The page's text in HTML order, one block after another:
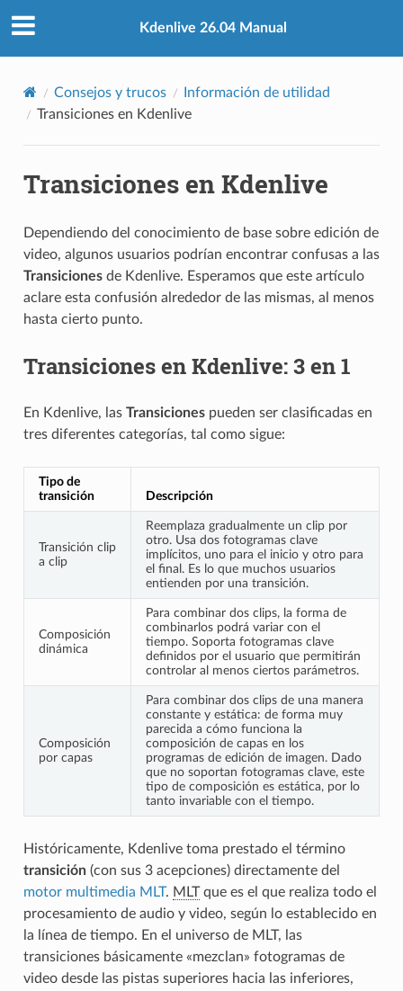
Kdenlive 26.04 Manual
Consejos y trucos
Información de utilidad
Transiciones en Kdenlive
Transiciones en Kdenlive
Dependiendo del conocimiento de base sobre edición de
video, algunos usuarios podrían encontrar confusas a las
Transicionesde Kdenlive. Esperamos que este artículo
aclare esta confusión alrededor de las mismas, al menos
hasta cierto punto.
Transiciones en Kdenlive: 3 en 1
En Kdenlive, las Transicionespueden ser clasificadas en
tres diferentes categorías, tal como sigue:
Tipo de
transición
Descripción
Transición clip
a clip
Reemplaza gradualmente un clip por
otro. Usa dos fotogramas clave
implícitos, uno para el inicio y otro para
el final. Es lo que muchos usuarios
entienden por una transición.
Composición
dinámica
Para combinar dos clips, la forma de
combinarlos podrá variar con el
tiempo. Soporta fotogramas clave
definidos por el usuario que permitirán
controlar al menos ciertos parámetros.
Composición
por capas
Para combinar dos clips de una manera
constante y estática: de forma muy
parecida a cómo funciona la
composición de capas en los
programas de edición de imagen. Dado
que no soportan fotogramas clave, este
tipo de composición es estática, por lo
tanto invariable con el tiempo.
Históricamente, Kdenlive toma prestado el término
transición(con sus 3 acepciones) directamente del
motor multimedia MLT. MLTque es el que realiza todo el
procesamiento de audio y video, según lo establecido en
la línea de tiempo. En el universo de MLT, las
transiciones básicamente «mezclan» fotogramas de
video desde las pistas superiores hacia las inferiores,